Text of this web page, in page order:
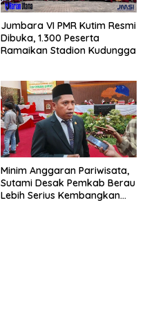
Jumbara VI PMR Kutim Resmi
Dibuka, 1.300 Peserta
Ramaikan Stadion Kudungga
Minim Anggaran Pariwisata,
Sutami Desak Pemkab Berau
Lebih Serius Kembangkan